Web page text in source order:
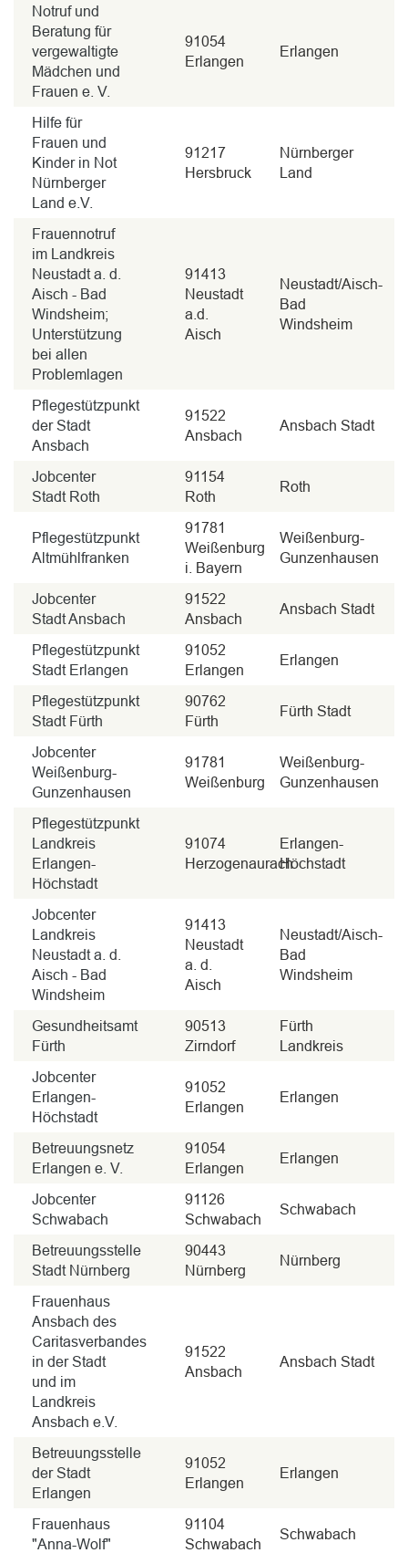
Notruf und
Beratung für
vergewaltigte
Mädchen und
Frauen e. V.
91054
Erlangen
Erlangen
Hilfe für
Frauen und
Kinder in Not
Nürnberger
Land e.V.
91217
Hersbruck
Nürnberger
Land
Frauennotruf
im Landkreis
Neustadt a. d.
Aisch - Bad
Windsheim;
Unterstützung
bei allen
Problemlagen
91413
Neustadt
a.d.
Aisch
Neustadt/Aisch-
Bad
Windsheim
Pflegestützpunkt
der Stadt
Ansbach
91522
Ansbach
Ansbach Stadt
Jobcenter
Stadt Roth
91154
Roth
Roth
Pflegestützpunkt
Altmühlfranken
91781
Weißenburg
i. Bayern
Weißenburg-
Gunzenhausen
Jobcenter
Stadt Ansbach
91522
Ansbach
Ansbach Stadt
Pflegestützpunkt
Stadt Erlangen
91052
Erlangen
Erlangen
Pflegestützpunkt
Stadt Fürth
90762
Fürth
Fürth Stadt
Jobcenter
Weißenburg-
Gunzenhausen
91781
Weißenburg
Weißenburg-
Gunzenhausen
Pflegestützpunkt
Landkreis
Erlangen-
Höchstadt
91074
Herzogenaurach
Erlangen-
Höchstadt
Jobcenter
Landkreis
Neustadt a. d.
Aisch - Bad
Windsheim
91413
Neustadt
a. d.
Aisch
Neustadt/Aisch-
Bad
Windsheim
Gesundheitsamt
Fürth
90513
Zirndorf
Fürth
Landkreis
Jobcenter
Erlangen-
Höchstadt
91052
Erlangen
Erlangen
Betreuungsnetz
Erlangen e. V.
91054
Erlangen
Erlangen
Jobcenter
Schwabach
91126
Schwabach
Schwabach
Betreuungsstelle
Stadt Nürnberg
90443
Nürnberg
Nürnberg
Frauenhaus
Ansbach des
Caritasverbandes
in der Stadt
und im
Landkreis
Ansbach e.V.
91522
Ansbach
Ansbach Stadt
Betreuungsstelle
der Stadt
Erlangen
91052
Erlangen
Erlangen
Frauenhaus
"Anna-Wolf"
91104
Schwabach
Schwabach